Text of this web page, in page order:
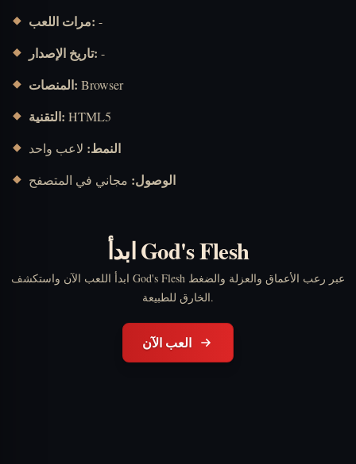
مرات اللعب: -
تاريخ الإصدار: -
المنصات: Browser
التقنية: HTML5
النمط: لاعب واحد
الوصول: مجاني في المتصفح
ابدأ God's Flesh
ابدأ اللعب الآن واستكشف God's Flesh عبر رعب الأعماق والعزلة والضغط
الخارق للطبيعة.
العب الآن